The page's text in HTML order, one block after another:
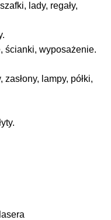
lady, regały,
ścianki, wyposażenie.
lampy, półki,